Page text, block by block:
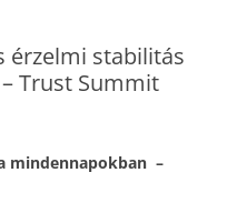
érzelmi stabilitás
Trust Summit
mindennapokban –